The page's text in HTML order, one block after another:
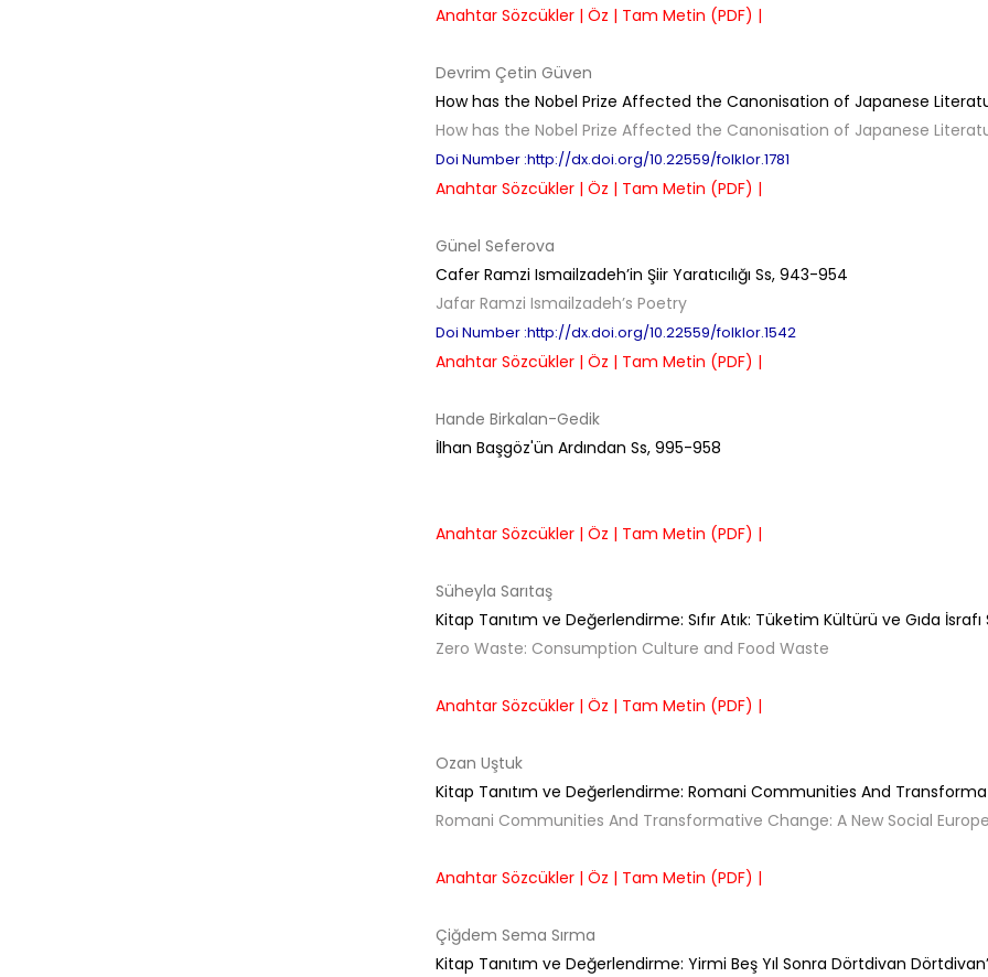
Anahtar Sözcükler | Öz | Tam Metin (PDF) |
Devrim Çetin Güven
How has the Nobel Prize Affected the Canonisation of Japanese
How has the Nobel Prize Affected the Canonisation of Japanese
Doi Number :http://dx.doi.org/10.22559/folklor.1781
Anahtar Sözcükler | Öz | Tam Metin (PDF) |
Günel Seferova
Cafer Ramzi Ismailzadeh’in Şiir Yaratıcılığı Ss, 943-954
Jafar Ramzi Ismailzadeh’s Poetry
Doi Number :http://dx.doi.org/10.22559/folklor.1542
Anahtar Sözcükler | Öz | Tam Metin (PDF) |
Hande Birkalan-Gedik
İlhan Başgöz'ün Ardından Ss, 995-958
Anahtar Sözcükler | Öz | Tam Metin (PDF) |
Süheyla Sarıtaş
Kitap Tanıtım ve Değerlendirme: Sıfır Atık: Tüketim Kültürü ve Gıda İsrafı
Zero Waste: Consumption Culture and Food Waste
Anahtar Sözcükler | Öz | Tam Metin (PDF) |
Ozan Uştuk
Kitap Tanıtım ve Değerlendirme: Romani Communities And
Romani Communities And Transformative Change: A New Social
Anahtar Sözcükler | Öz | Tam Metin (PDF) |
Çiğdem Sema Sırma
Kitap Tanıtım ve Değerlendirme: Yirmi Beş Yıl Sonra Dörtdivan